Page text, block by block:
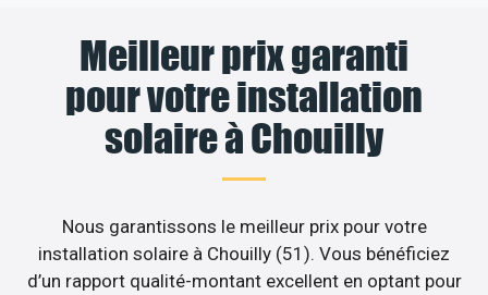
Meilleur prix garanti
pour votre installation
solaire à Chouilly
Nous garantissons le meilleur prix pour votre
installation solaire à Chouilly (51). Vous bénéficiez
d’un rapport qualité-montant excellent en optant pour